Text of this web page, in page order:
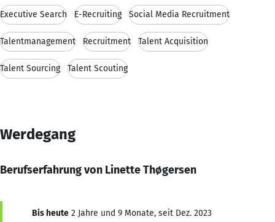
Executive Search E-Recruiting Social Media Recruitment
Talentmanagement Recruitment Talent Acquisition
Talent Sourcing Talent Scouting
Werdegang
Berufserfahrung von Linette Thøgersen
Bis heute 2 Jahre und 9 Monate, seit Dez. 2023